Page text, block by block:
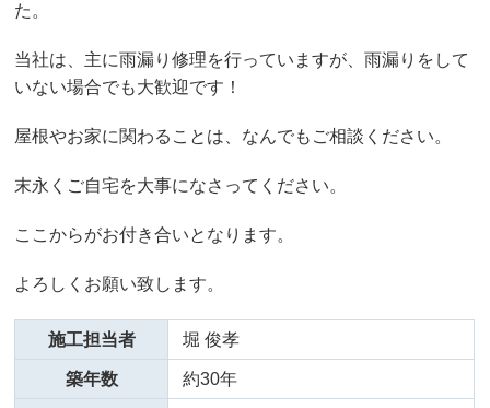
た。
当社は、主に雨漏り修理を行っていますが、雨漏りをして
いない場合でも大歓迎です！
屋根やお家に関わることは、なんでもご相談ください。
末永くご自宅を大事になさってください。
ここからがお付き合いとなります。
よろしくお願い致します。
施工担当者 堀 俊孝
築年数 約30年